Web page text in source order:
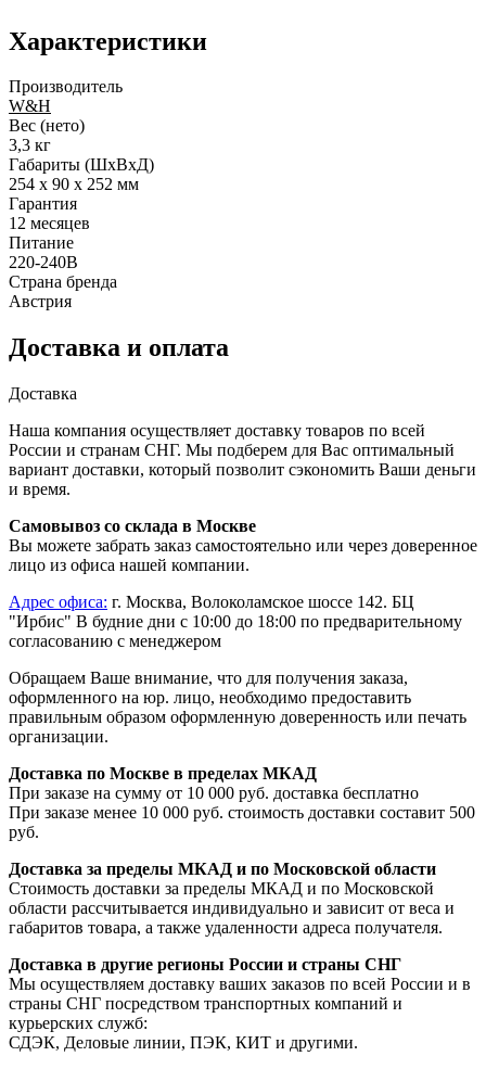
Характеристики
Производитель
W&H
Вес (нето)
3,3 кг
Габариты (ШхВхД)
254 x 90 x 252 мм
Гарантия
12 месяцев
Питание
220-240В
Страна бренда
Австрия
Доставка и оплата
Доставка
Наша компания осуществляет доставку товаров по всей
России и странам СНГ. Мы подберем для Вас оптимальный
вариант доставки, который позволит сэкономить Ваши деньги
и время.
Самовывоз со склада в Москве
Вы можете забрать заказ самостоятельно или через доверенное
лицо из офиса нашей компании.
Адрес офиса: г. Москва, Волоколамское шоссе 142. БЦ
"Ирбис" В будние дни с 10:00 до 18:00 по предварительному
согласованию с менеджером
Обращаем Ваше внимание, что для получения заказа,
оформленного на юр. лицо, необходимо предоставить
правильным образом оформленную доверенность или печать
организации.
Доставка по Москве в пределах МКАД
При заказе на сумму от 10 000 руб. доставка бесплатно
При заказе менее 10 000 руб. стоимость доставки составит 500
руб.
Доставка за пределы МКАД и по Московской области
Стоимость доставки за пределы МКАД и по Московской
области рассчитывается индивидуально и зависит от веса и
габаритов товара, а также удаленности адреса получателя.
Доставка в другие регионы России и страны СНГ
Мы осуществляем доставку ваших заказов по всей России и в
страны СНГ посредством транспортных компаний и
курьерских служб:
СДЭК, Деловые линии, ПЭК, КИТ и другими.